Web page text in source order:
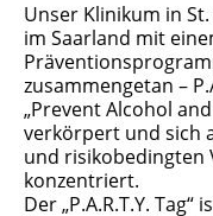
Unser Klinikum in
im Saarland mit
zusammengetan –
„Prevent Alcohol
verkörpert und sich
und risikobedingten
konzentriert.
Der „P.A.R.T.Y.